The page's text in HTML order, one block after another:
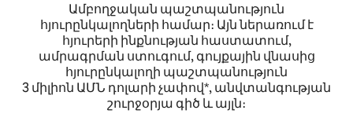
Ամբողջական պաշտպանություն
հյուրընկալողների համար։ Այն ներառում է
հյուրերի ինքնության հաստատում,
ամրագրման ստուգում, գույքային վնասից
հյուրընկալողի պաշտպանություն
3 միլիոն ԱՄՆ դոլարի չափով*, անվտանգության
շուրջօրյա գիծ և այլն։